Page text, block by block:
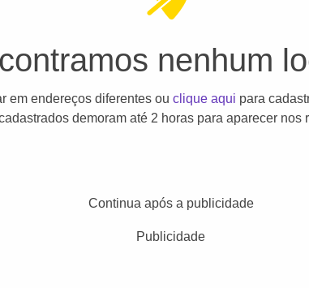
nenhum
em endereços diferentes ouclique aqui para
demoram até 2 horas para aparecer nos
Continua após a publicidade
Publicidade